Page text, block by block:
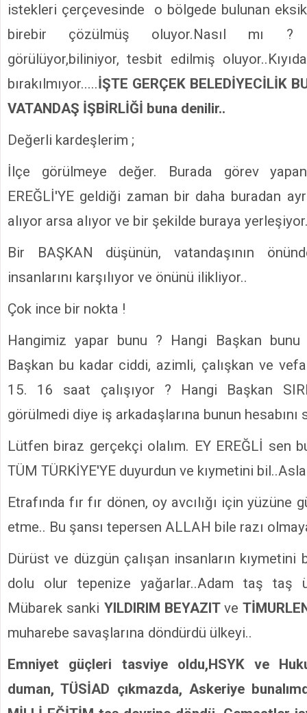
istekleri çerçevesinde o bölgede bulunan
birebir çözülmüş oluyor.Nasıl mı ?
görülüyor,biliniyor, tesbit edilmiş
bırakılmıyor.....İŞTE GERÇEK BELEDİYECİLİK
VATANDAŞ İŞBİRLİĞİ buna denilir..
Değerli kardeşlerim ;
İlçe görülmeye değer. Burada görev
EREĞLİ'YE geldiği zaman bir daha buradan
alıyor arsa alıyor ve bir şekilde buraya
Bir BAŞKAN düşünün, vatandaşının
insanlarını karşılıyor ve önünü ilikliyor..
Çok ince bir nokta !
Hangimiz yapar bunu ? Hangi Başkan bunu
Başkan bu kadar ciddi, azimli, çalışkan ve
15. 16 saat çalışıyor ? Hangi Başkan
görülmedi diye iş arkadaşlarına bunun hesabını
Lütfen biraz gerçekçi olalım. EY EREĞLİ sen
TÜM TÜRKİYE'YE duyurdun ve kıymetini
Etrafında fır fır dönen, oy avcılığı için yüzüne
etme.. Bu şansı tepersen ALLAH bile razı
Dürüst ve düzgün çalışan insanların kıymetini
dolu olur tepenize yağarlar..Adam taş taş
Mübarek sanki YILDIRIM BEYAZITve
muharebe savaşlarına döndürdü ülkeyi..
Emniyet güçleri tasviye oldu,HSYK ve
duman, TÜSİAD çıkmazda, Askeriye